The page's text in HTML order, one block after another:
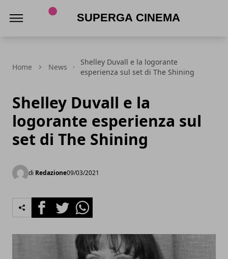
Home News
Shelley Duvall e la logorante
esperienza sul set di The Shining
Shelley Duvall e la
logorante esperienza sul
set di The Shining
di Redazione09/03/2021
FacebookTwitterWhatsapp